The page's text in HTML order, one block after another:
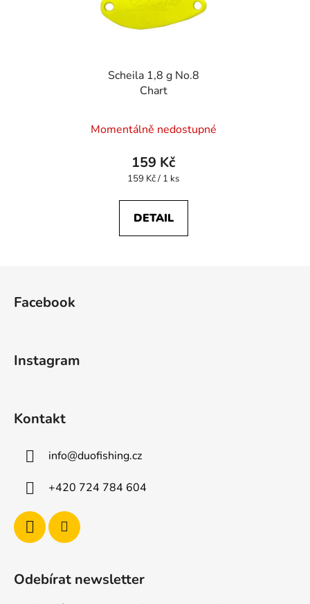
Scheila 1,8 g No.8
Chart
Momentálně nedostupné
159 Kč
Měrná
159 Kč / 1 ks
DETAIL
Facebook
Instagram
Kontakt
info@duofishing.cz
+420 724 784 604
Odebírat newsletter